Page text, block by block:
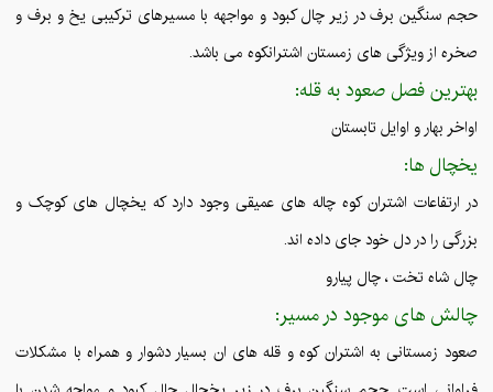
حجم سنگین برف در زیر چال کبود و مواجهه با مسیرهای ترکیبی یخ و برف و
صخره از ویژگی های زمستان اشترانکوه می باشد.
بهترین فصل صعود به قله:
اواخر بهار و اوایل تابستان
یخچال ها:
در ارتفاعات اشتران کوه چاله های عمیقی وجود دارد که یخچال های کوچک و
بزرگی را در دل خود جای داده اند.
چال شاه تخت ، چال پیارو
چالش های موجود در مسیر:
صعود زمستانی به اشتران کوه و قله های ان بسیار دشوار و همراه با مشکلات